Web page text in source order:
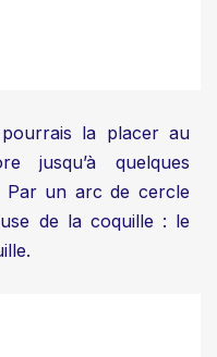
la placer au
jusqu’à quelques
Par un arc de cercle
de la coquille : le